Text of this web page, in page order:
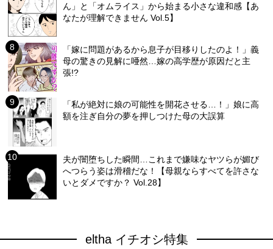
ん」と「オムライス」から始まる小さな違和感【あ
なたが理解できません Vol.5】
「嫁に問題があるから息子が目移りしたのよ！」義
母の驚きの見解に唖然…嫁の高学歴が原因だと主
張!?
「私が絶対に娘の可能性を開花させる…！」娘に高
額を注ぎ自分の夢を押しつけた母の大誤算
夫が闇堕ちした瞬間…これまで嫌味なヤツらが媚び
へつらう姿は滑稽だな！【母親ならすべてを許さな
いとダメですか？ Vol.28】
eltha イチオシ特集